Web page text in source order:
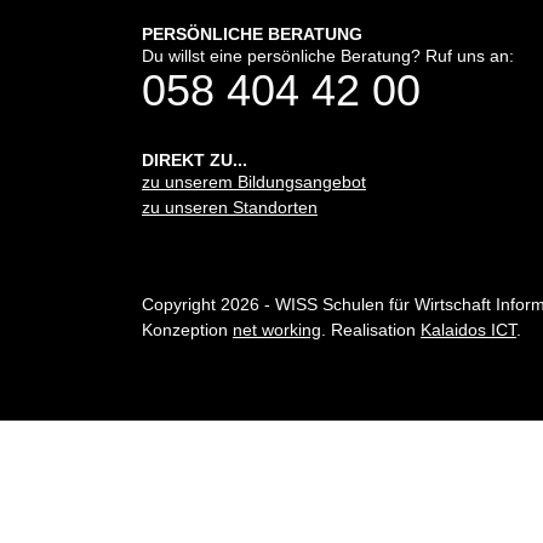
Immobilien
Bauprojekt- & Immobilienmanagement NDS HF
Immobilienbewirtschafter/in mit eidg. FA
mit eidg. FA
Immobilienbewerter/in mit eidg. FA
Prüfungsvorbereitung für Immobilienbewertung mit
Prüfungsvorbereitung für Immobilienvermarktung
eidg. FA
Eidg. dipl. Immobilientreuhänder/in
Sachbearbeiter/in Immobilienbewirtschaftung
PERSÖNLICHE BERATUNG
Du willst eine persönliche Beratung? Ruf uns an:
058 404 42 00
DIREKT ZU...
zu unserem Bildungsangebot
zu unseren Standorten
Copyright 2026 - WISS Schulen für Wirtschaft
Konzeption net working . Realisation Kalaidos ICT.